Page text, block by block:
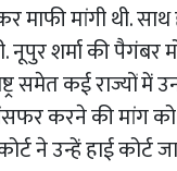
माफी मांगी थी.
शर्मा की
समेत कई राज्यों
करने की मांग
ने उन्हें हाई कोर्ट